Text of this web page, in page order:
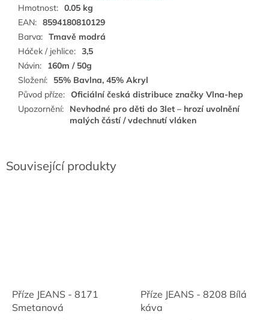
Související produkty
Příze JEANS - 8171
Smetanová
Příze JEANS - 8208 Bílá
káva
Hmotnost: 0.05 kg
EAN: 8594180810129
Barva: Tmavě modrá
Háček / jehlice: 3,5
Návin:
160m / 50g
Složení:
55% Bavlna, 45% Akryl
Původ příze: Oficiální česká distribuce značky Vlna-hep
Upozornění:
Nevhodné pro děti do 3let – hrozí uvolnění
malých částí / vdechnutí vláken